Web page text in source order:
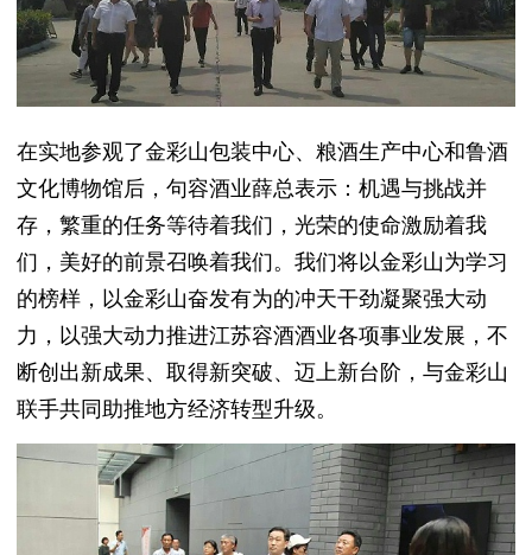
在实地参观了金彩山包装中心、粮酒生产中心和鲁酒
文化博物馆后，句容酒业薛总表示：机遇与挑战并
存，繁重的任务等待着我们，光荣的使命激励着我
们，美好的前景召唤着我们。我们将以金彩山为学习
的榜样，以金彩山奋发有为的冲天干劲凝聚强大动
力，以强大动力推进江苏容酒酒业各项事业发展，不
断创出新成果、取得新突破、迈上新台阶，与金彩山
联手共同助推地方经济转型升级。